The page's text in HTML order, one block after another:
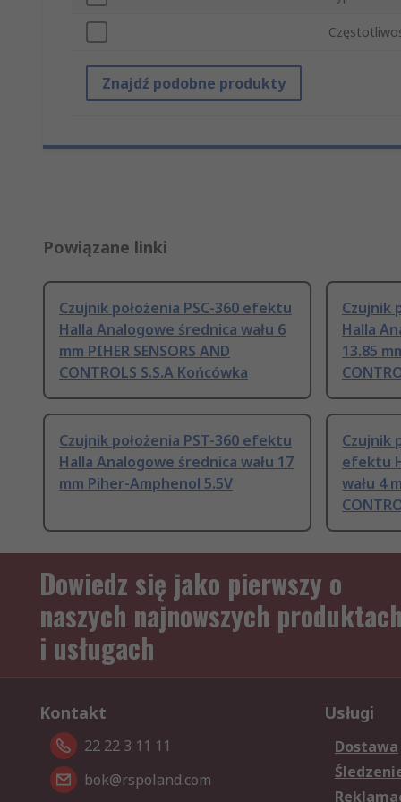
Znajdź podobne produkty
Powiązane linki
Czujnik położenia PSC-360 efektu
Halla Analogowe średnica wału 6
mm PIHER SENSORS AND
CONTROLS S.S.A Końcówka
Czujnik
Halla
13.85
Czujnik położenia PST-360 efektu
Halla Analogowe średnica wału 17
mm Piher-Amphenol 5.5V
Czujnik
efektu
wału 4
Dowiedz się jako pierwszy o
naszych najnowszych produktach
i usługach
Kontakt
22 22 3 11 11
bok@rspoland.com
Usługi
Dostawa